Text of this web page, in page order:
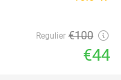
Regulier €100
€44